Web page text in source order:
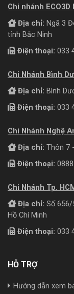
Chi nhánh ECO3D
Địa chỉ: Ngã 3
tỉnh Bắc Ninh
Điện thoại: 033
Chi Nhánh Bình
Địa chỉ: Bình
Điện thoại: 033
Chi Nhánh Nghệ
Địa chỉ: Thôn 7
Điện thoại:
Chi Nhánh Tp.
Địa chỉ: Số 656/
Hồ Chí Minh
Điện thoại: 033
HỖ TRỢ
Hướng dẫn xem